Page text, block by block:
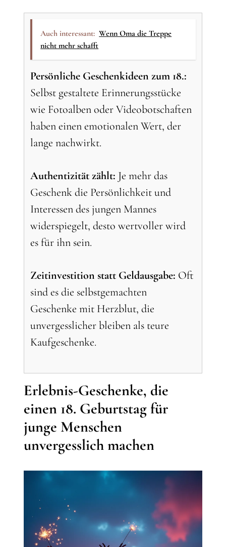
Auch interessant: Wenn Oma die Treppe
nicht mehr schafft
Persönliche Geschenkideen zum 18.:
Selbst gestaltete Erinnerungsstücke
wie Fotoalben oder Videobotschaften
haben einen emotionalen Wert, der
lange nachwirkt.
Authentizität zählt: Je mehr das
Geschenk die Persönlichkeit und
Interessen des jungen Mannes
widerspiegelt, desto wertvoller wird
es für ihn sein.
Zeitinvestition statt Geldausgabe: Oft
sind es die selbstgemachten
Geschenke mit Herzblut, die
unvergesslicher bleiben als teure
Kaufgeschenke.
Erlebnis-Geschenke, die
einen 18. Geburtstag für
junge Menschen
unvergesslich machen